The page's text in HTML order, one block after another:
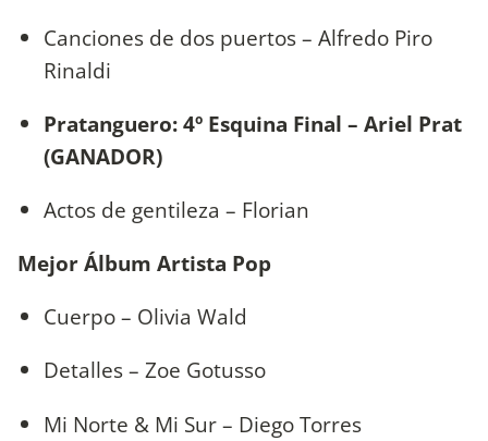
Canciones de dos puertos – Alfredo Piro
Rinaldi
Pratanguero: 4º Esquina Final – Ariel Prat
(GANADOR)
Actos de gentileza – Florian
Mejor Álbum Artista Pop
Cuerpo – Olivia Wald
Detalles – Zoe Gotusso
Mi Norte & Mi Sur – Diego Torres